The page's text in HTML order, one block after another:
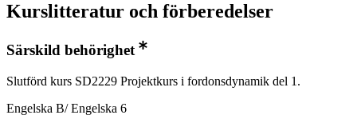
Kurslitteratur och förberedelser
Särskild behörighet
Slutförd kurs SD2229 Projektkurs i fordonsdynamik del 1.
Engelska B/ Engelska 6